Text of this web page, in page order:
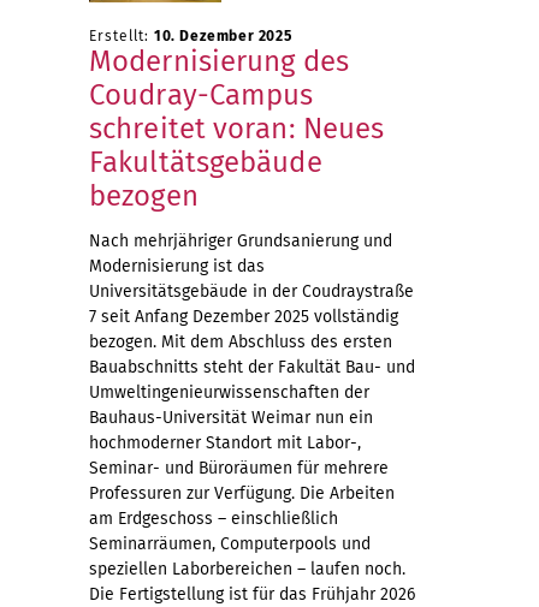
Erstellt: 10. Dezember 2025
Modernisierung des
Coudray-Campus
schreitet voran: Neues
Fakultätsgebäude
bezogen
Nach mehrjähriger Grundsanierung und
Modernisierung ist das
Universitätsgebäude in der Coudraystraße
7 seit Anfang Dezember 2025 vollständig
bezogen. Mit dem Abschluss des ersten
Bauabschnitts steht der Fakultät Bau- und
Umweltingenieurwissenschaften der
Bauhaus-Universität Weimar nun ein
hochmoderner Standort mit Labor-,
Seminar- und Büroräumen für mehrere
Professuren zur Verfügung. Die Arbeiten
am Erdgeschoss – einschließlich
Seminarräumen, Computerpools und
speziellen Laborbereichen – laufen noch.
Die Fertigstellung ist für das Frühjahr 2026